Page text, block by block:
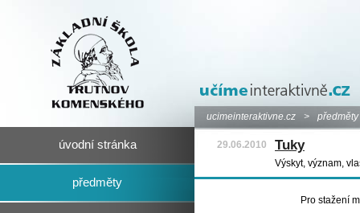
úvodní stránka
předměty
ucimeinteraktivne.cz > předměty
29.06.2010 Tuky
Výskyt, význam,
Pro stažení